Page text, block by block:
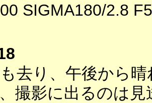
SIGMA180/2.8
去り、午後から
撮影に出るのは